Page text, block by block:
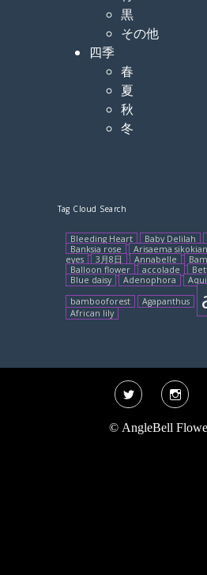
黒
その他
四季
春
夏
秋
冬
Tag Cloud Search
Bleeding Heart Baby Delilah
Banksia rose
Arisaema
eyes
3月8日 Annabelle
Balloon flower
accolade
Blue daisy
Adenophora
bambooforest
Agapanthus
African lily
© AngleBell